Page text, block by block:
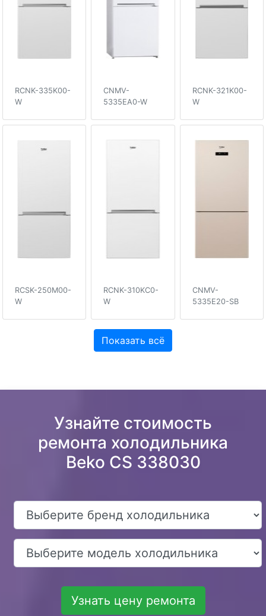
RCNK-335K00-
W
CNMV-
5335EA0-W
RCNK-321K00-
W
RCSK-250M00-
W
RCNK-310KC0-
W
CNMV-
5335E20-SB
Показать всё
Узнайте стоимость
ремонта холодильника
Beko CS 338030
Узнать цену ремонта